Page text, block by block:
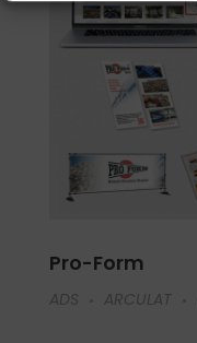
Pro-Form
ADS ARCULAT